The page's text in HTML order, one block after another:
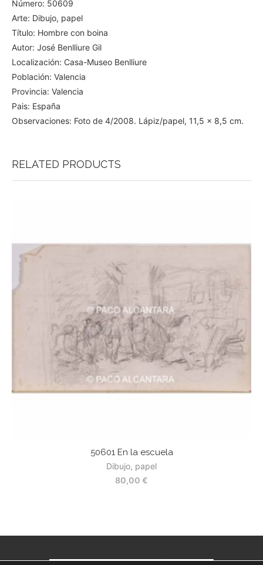
Número: 50609
Arte: Dibujo, papel
Título: Hombre con boina
Autor: José Benlliure Gil
Localización: Casa-Museo Benlliure
Población: Valencia
Provincia: Valencia
Pais: España
Observaciones: Foto de 4/2008. Lápiz/papel, 11,5 x 8,5 cm.
RELATED PRODUCTS
50601 En la escuela
Dibujo, papel
80,00 €